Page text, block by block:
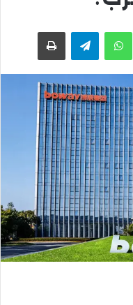
WhatsApp
Telegramاطبعها